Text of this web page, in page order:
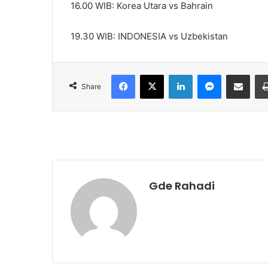
16.00 WIB: Korea Utara vs Bahrain
19.30 WIB: INDONESIA vs Uzbekistan
Share
Gde Rahadi